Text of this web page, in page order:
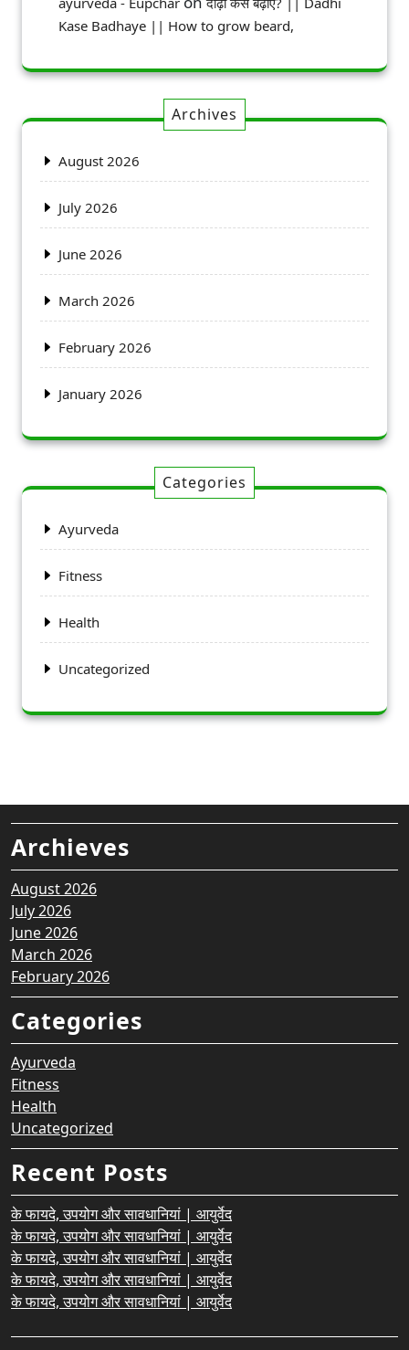
Kase Badhaye || How to grow beard,
Archives
August 2026
July 2026
June 2026
March 2026
February 2026
January 2026
Categories
Ayurveda
Fitness
Health
Uncategorized
Archieves
August 2026
July 2026
June 2026
March 2026
February 2026
Categories
Ayurveda
Fitness
Health
Uncategorized
Recent Posts
के फायदे, उपयोग और सावधानियां | आयुर्वेद
के फायदे, उपयोग और सावधानियां | आयुर्वेद
के फायदे, उपयोग और सावधानियां | आयुर्वेद
के फायदे, उपयोग और सावधानियां | आयुर्वेद
के फायदे, उपयोग और सावधानियां | आयुर्वेद